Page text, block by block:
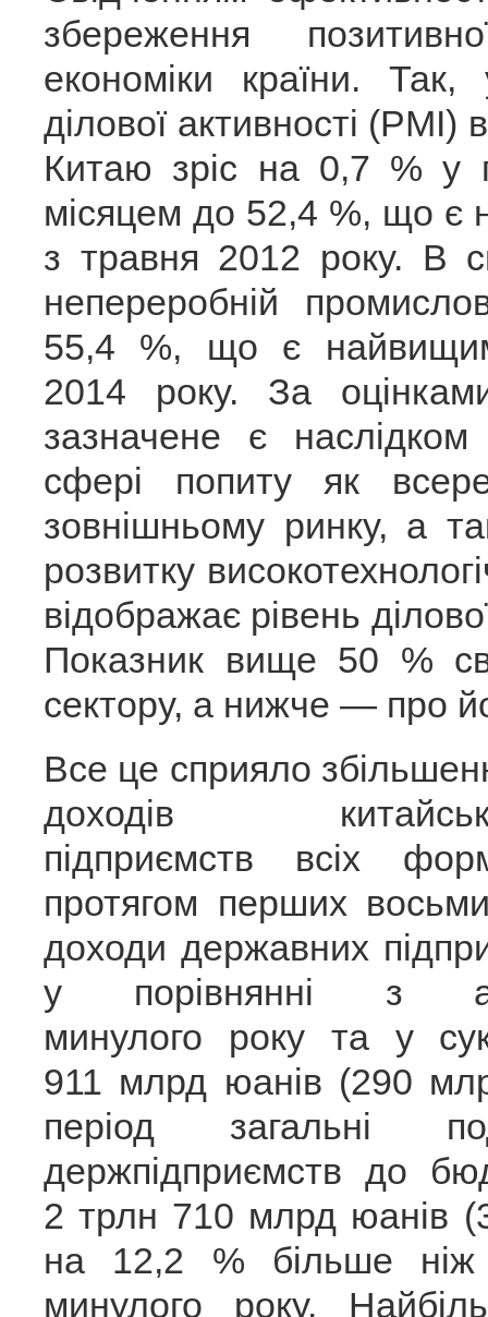
збереження
економіки країни.
ділової активності (РМІ)
Китаю зріс на 0,7 % у
місяцем до 52,4 %, що є
з травня 2012 року. В
непереробній
55,4 %, що є
2014 року. За
зазначене є
сфері попиту як
зовнішньому ринку, а
розвитку
відображає рівень
Показник вище 50 %
сектору, а нижче — про
Все це сприяло
доходів
підприємств всіх
протягом перших
доходи державних
у порівнянні з
минулого року та у
911 млрд юанів (290
період загальні
держпідприємств до
2 трлн 710 млрд
на 12,2 % більше ніж
минулого року.